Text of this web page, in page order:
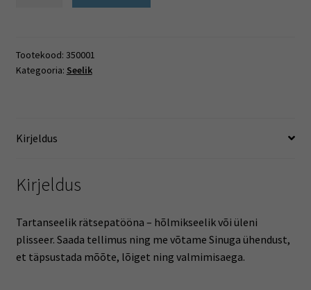
Tootekood: 350001
Kategooria: Seelik
Kirjeldus
Kirjeldus
Tartanseelik rätsepatööna – hõlmikseelik või üleni
plisseer. Saada tellimus ning me võtame Sinuga ühendust,
et täpsustada mõõte, lõiget ning valmimisaega.